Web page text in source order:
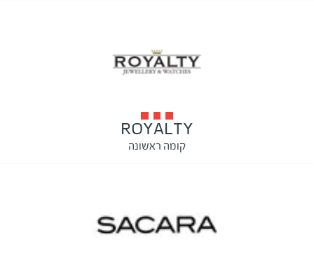
ROYALTY
קומה ראשונה